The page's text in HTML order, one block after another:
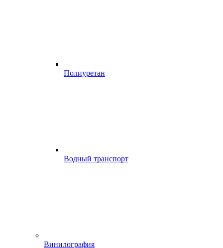
Полиуретан
Водный транспорт
Винилография